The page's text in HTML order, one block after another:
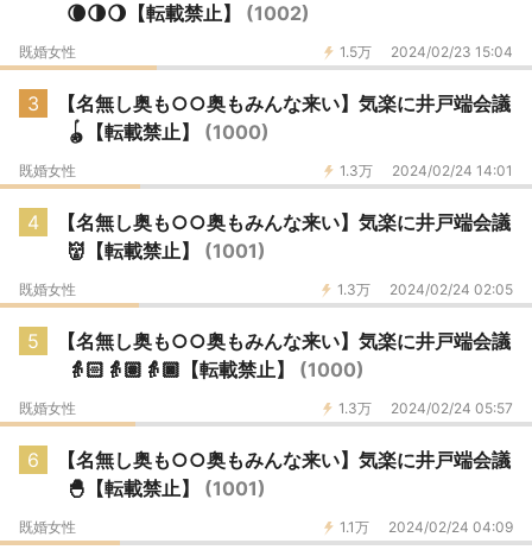
🌘🌗🌖【転載禁止】 (1002)
1.5万 2024/02/23 15:04
既婚女性
3
【名無し奥も○○奥もみんな来い】気楽に井戸端会議
🪀【転載禁止】 (1000)
1.3万 2024/02/24 14:01
既婚女性
4
【名無し奥も○○奥もみんな来い】気楽に井戸端会議
👹【転載禁止】 (1001)
1.3万 2024/02/24 02:05
既婚女性
5
【名無し奥も○○奥もみんな来い】気楽に井戸端会議
👵🏻👵🏽👵🏿【転載禁止】 (1000)
1.3万 2024/02/24 05:57
既婚女性
6
【名無し奥も○○奥もみんな来い】気楽に井戸端会議
🐣【転載禁止】 (1001)
1.1万 2024/02/24 04:09
既婚女性